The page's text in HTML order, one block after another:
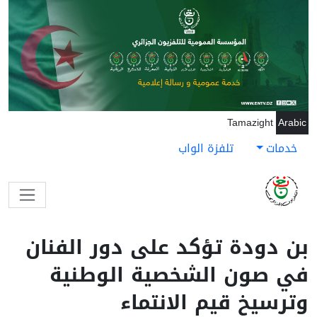
تجاوز إلى المحتوى الرئيسي
Arabic
Tamazight
خدمات تلفزة الواب
بن دودة تؤكد على دور الفنان
في صون الشخصية الوطنية
وترسيخ قيم الانتماء